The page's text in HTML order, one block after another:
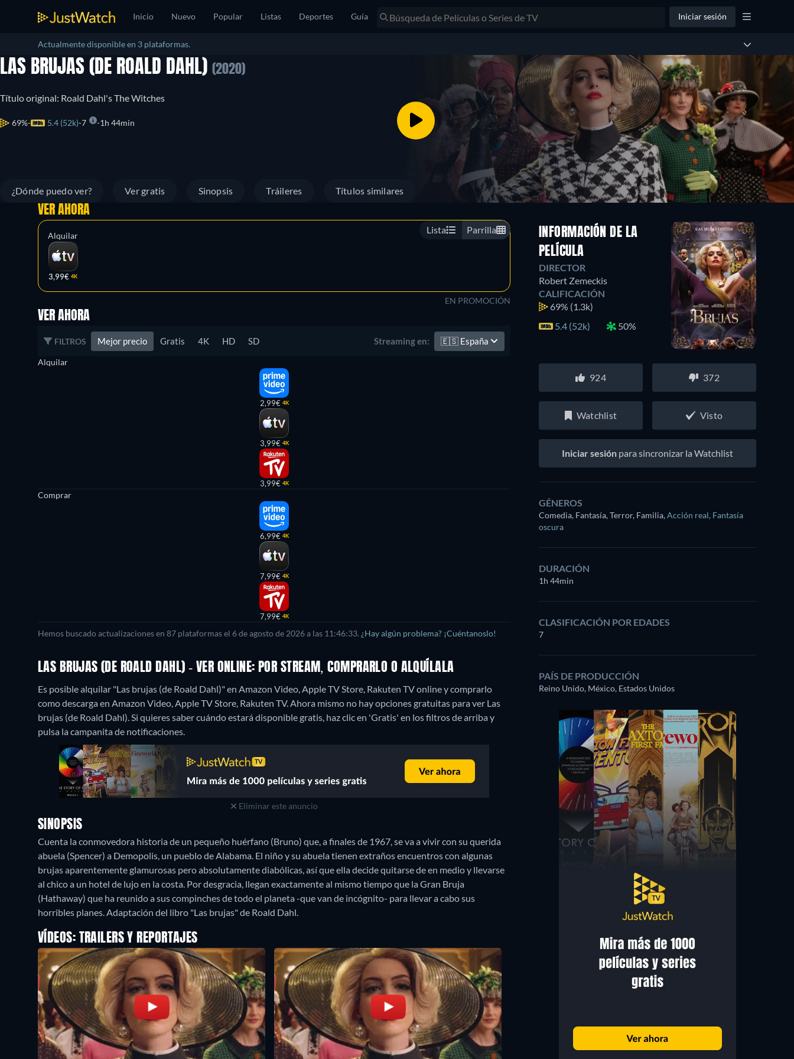
Inicio Nuevo Popular Listas Deportes Guía Iniciar sesión
Actualmente disponible en 3 plataformas.
LAS BRUJAS (DE ROALD DAHL) (2020)
Título original: Roald Dahl's The Witches
69% 5.4 (52k) 7 1h 44min
¿Dónde puedo ver? Ver gratis Sinopsis Tráileres Títulos similares
Lista Parrilla
VER AHORA
Alquilar
3,99€ 4K
EN PROMOCIÓN
VER AHORA
FILTROS Mejor precio Gratis 4K HD SD Streaming en: 🇪🇸 España
Alquilar
2,99€ 4K
3,99€ 4K
3,99€ 4K
Comprar
6,99€ 4K
7,99€ 4K
7,99€ 4K
Hemos buscado actualizaciones en 87 plataformas el 6 de agosto de 2026 a las 11:46:33. ¿Hay algún problema? ¡Cuéntanoslo!
LAS BRUJAS (DE ROALD DAHL) - VER ONLINE: POR STREAM, COMPRARLO O ALQUÍLALA
Es posible alquilar "Las brujas (de Roald Dahl)" en Amazon Video, Apple TV Store, Rakuten TV online y comprarlo
como descarga en Amazon Video, Apple TV Store, Rakuten TV.Ahora mismo no hay opciones gratuitas para ver Las
brujas (de Roald Dahl). Si quieres saber cuándo estará disponible gratis, haz clic en 'Gratis' en los filtros de arriba y
pulsa la campanita de notificaciones.
Eliminar este anuncio
SINOPSIS
Cuenta la conmovedora historia de un pequeño huérfano (Bruno) que, a finales de 1967, se va a vivir con su querida
abuela (Spencer) a Demopolis, un pueblo de Alabama. El niño y su abuela tienen extraños encuentros con algunas
brujas aparentemente glamurosas pero absolutamente diabólicas, así que ella decide quitarse de en medio y llevarse
al chico a un hotel de lujo en la costa. Por desgracia, llegan exactamente al mismo tiempo que la Gran Bruja
(Hathaway) que ha reunido a sus compinches de todo el planeta -que van de incógnito- para llevar a cabo sus
horribles planes. Adaptación del libro "Las brujas" de Roald Dahl.
VÍDEOS: TRAILERS Y REPORTAJES
INFORMACIÓN DE LA
PELÍCULA
DIRECTOR
Robert Zemeckis
CALIFICACIÓN
69% (1.3k)
5.4 (52k)
50%
924 372
Watchlist Visto
Iniciar sesión para sincronizar la Watchlist
GÉNEROS
Comedia, Fantasía, Terror, Familia,Acción real, Fantasía
oscura
DURACIÓN
1h 44min
CLASIFICACIÓN POR EDADES
7
PAÍS DE PRODUCCIÓN
Reino Unido, México, Estados Unidos